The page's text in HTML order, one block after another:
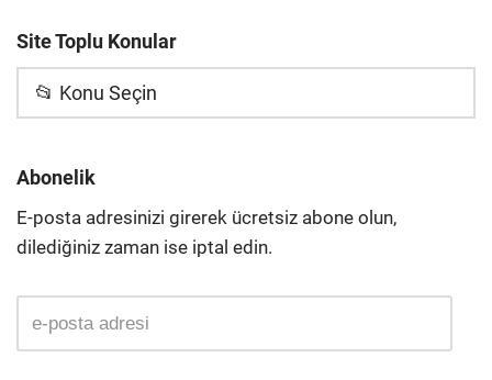
Site Toplu Konular
📂 Konu Seçin
Abonelik
E-posta adresinizi girerek ücretsiz abone olun,
dilediğiniz zaman ise iptal edin.